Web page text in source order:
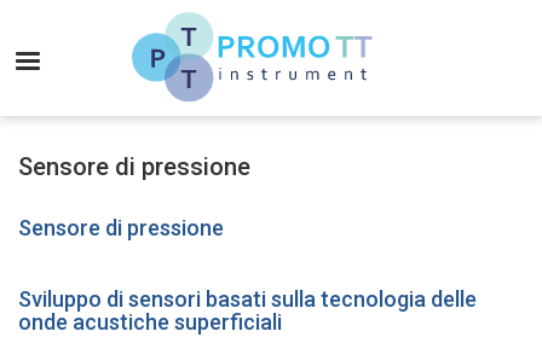
contenuto
Promo-
TT
Instrument
Sensore di pressione
Sensore di pressione
Sviluppo di sensori basati sulla tecnologia delle
onde acustiche superficiali